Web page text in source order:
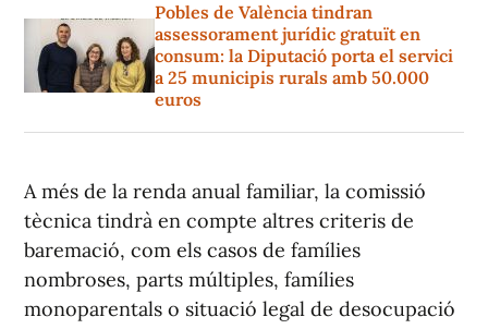
Pobles de València tindran
assessorament jurídic gratuït en
consum: la Diputació porta el servici
a 25 municipis rurals amb 50.000
euros
A més de la renda anual familiar, la comissió
tècnica tindrà en compte altres criteris de
baremació, com els casos de famílies
nombroses, parts múltiples, famílies
monoparentals o situació legal de desocupació